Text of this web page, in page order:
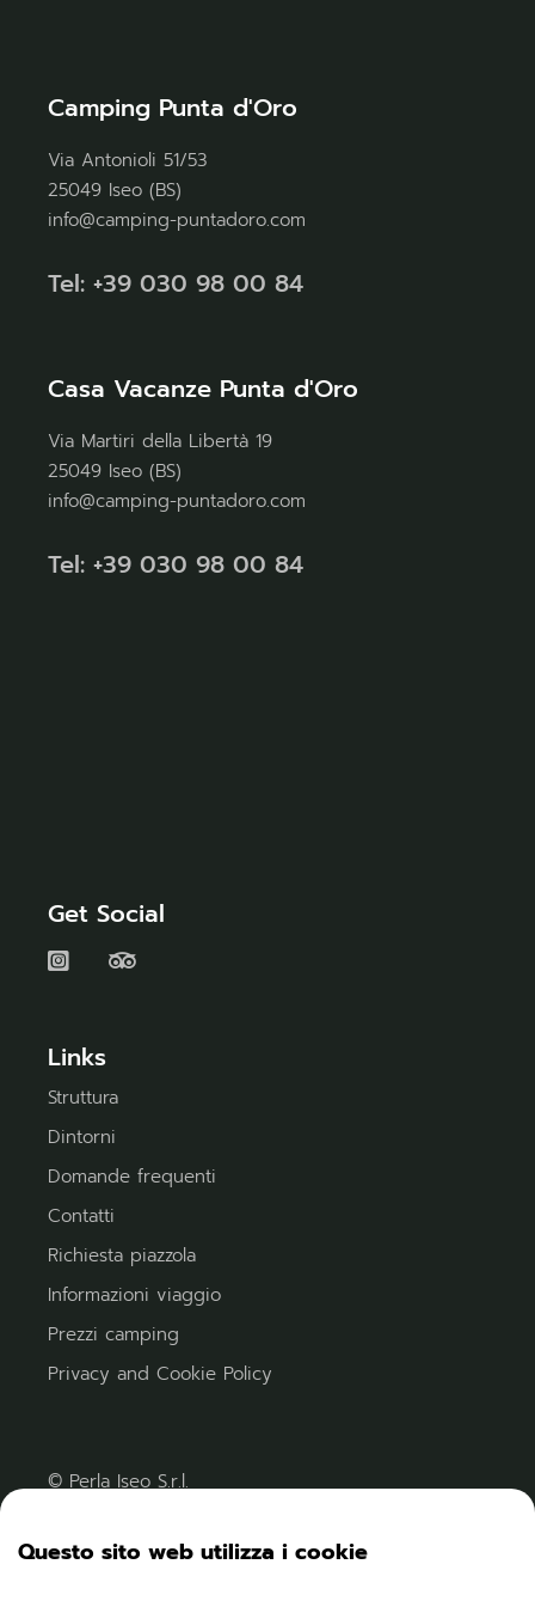
Camping Punta d'Oro
Via Antonioli 51/53
25049 Iseo (BS)
info@camping-puntadoro.com
Tel: +39 030 98 00 84
Casa Vacanze Punta d'Oro
Via Martiri della Libertà 19
25049 Iseo (BS)
info@camping-puntadoro.com
Tel: +39 030 98 00 84
Get Social
Links
Struttura
Dintorni
Domande frequenti
Contatti
Richiesta piazzola
Informazioni viaggio
Prezzi camping
Privacy and Cookie Policy
© Perla Iseo S.r.l.
Numero REA: BS-309732
Questo sito web utilizza i cookie